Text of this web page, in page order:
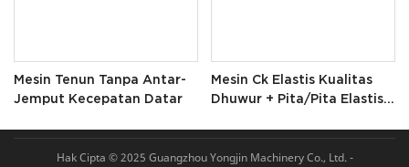
Mesin Tenun Tanpa Antar-
Jemput Kecepatan Datar
Mesin Ck Elastis Kualitas
Dhuwur + Pita/pita Elastis
Hak Cipta © 2025 Guangzhou Yongjin Machinery Co., Ltd. -